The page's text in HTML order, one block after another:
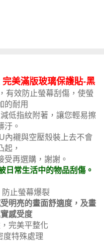
美滿版玻璃保護貼-黑
有效防止螢幕刮傷，使螢
的耐用
低指紋附著，讓您輕易擦
汙。
內襯與空壓殼裝上去不會
起，
受再選購，謝謝。
日常生活中的物品刮傷。
止螢幕爆裂
明亮的畫面舒適度，及畫
感受度
完美平整化
度特殊處理